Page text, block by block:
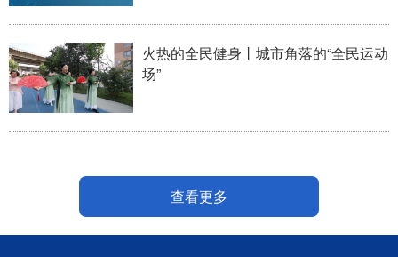
火热的全民健身丨城市角落的“全民运动
场”
查看更多